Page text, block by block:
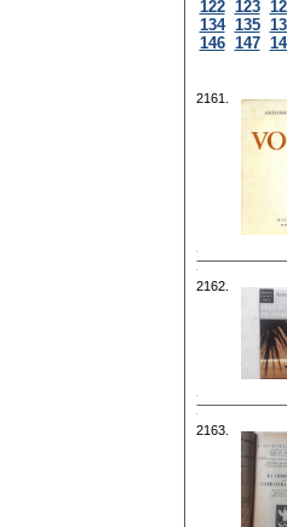
122 123
134 135
146 147
2161.
2162.
2163.